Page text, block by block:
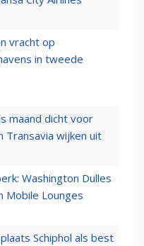
vracht op
in tweede
maand dicht voor
Transavia wijken uit
Washington Dulles
Mobile Lounges
Schiphol als best